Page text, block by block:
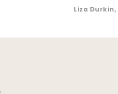
Liza Durkin,